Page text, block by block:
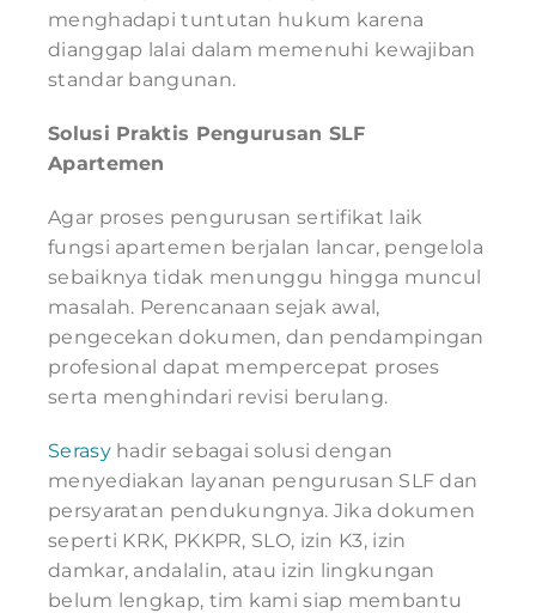
menghadapi tuntutan hukum karena
dianggap lalai dalam memenuhi kewajiban
standar bangunan.
Solusi Praktis Pengurusan SLF
Apartemen
Agar proses pengurusan sertifikat laik
fungsi apartemen berjalan lancar, pengelola
sebaiknya tidak menunggu hingga muncul
masalah. Perencanaan sejak awal,
pengecekan dokumen, dan pendampingan
profesional dapat mempercepat proses
serta menghindari revisi berulang.
Serasyhadir sebagai solusi dengan
menyediakan layanan pengurusan SLF dan
persyaratan pendukungnya. Jika dokumen
seperti KRK, PKKPR, SLO, izin K3, izin
damkar, andalalin, atau izin lingkungan
belum lengkap, tim kami siap membantu